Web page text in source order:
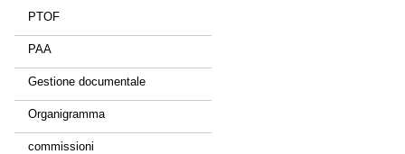
PTOF
PAA
Gestione documentale
Organigramma
commissioni